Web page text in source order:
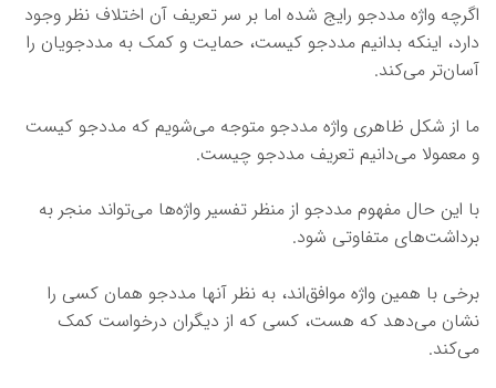
اگرچه واژه مددجو رایج شده اما بر سر تعریف آن اختلاف نظر وجود
دارد، اینکه بدانیم مددجو کیست، حمایت و کمک به مددجویان را
آسان‌تر می‌کند.
ما از شکل ظاهری واژه مددجو متوجه می‌‌شویم که مددجو کیست
و معمولا می‌دانیم تعریف مددجو چیست.
با این حال مفهوم مددجو از منظر تفسیر واژه‌ها می‌تواند منجر به
برداشت‌های متفاوتی شود.
برخی با همین واژه موافق‌اند، به نظر آنها مددجو همان کسی را
نشان می‌دهد که هست، کسی که از دیگران درخواست کمک
می‌کند.